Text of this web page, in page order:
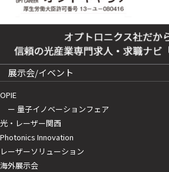
展示会/イベント
OPIE
ー 量子イノベーションフェア
光・レーザー関西
Photonics Innovation
レーザーソリューション
海外展示会